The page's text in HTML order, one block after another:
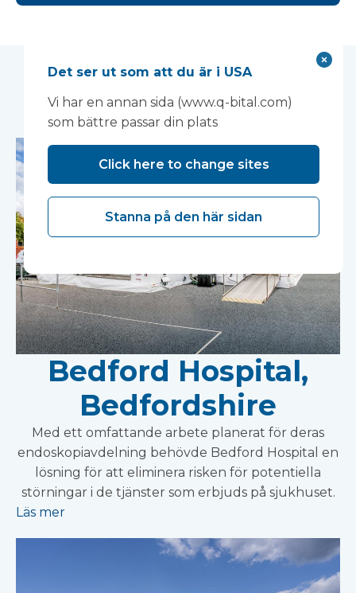
Relaterade fallstudier
Bedford Hospital,
Bedfordshire
Med ett omfattande arbete planerat för deras
endoskopiavdelning behövde Bedford Hospital en
lösning för att eliminera risken för potentiella
störningar i de tjänster som erbjuds på sjukhuset.
Läs mer
Det ser ut som att du är i USA
Vi har en annan sida (www.q-bital.com)
som bättre passar din plats
Click here to change sites
Stanna på den här sidan